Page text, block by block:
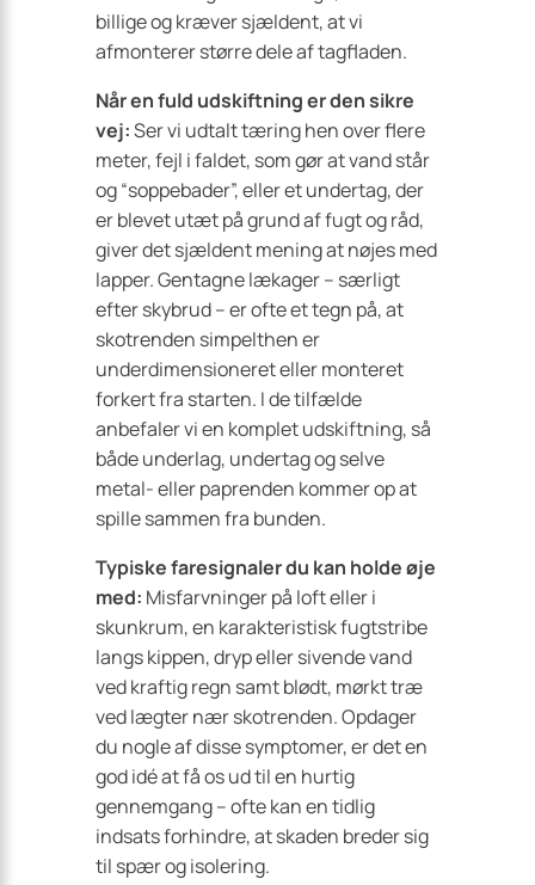
billige og kræver sjældent, at vi
afmonterer større dele af tagfladen.
Når en fuld udskiftning er den sikre
vej:Ser vi udtalt tæring hen over flere
meter, fejl i faldet, som gør at vand står
og “soppebader”, eller et undertag, der
er blevet utæt på grund af fugt og råd,
giver det sjældent mening at nøjes med
lapper. Gentagne lækager – særligt
efter skybrud – er ofte et tegn på, at
skotrenden simpelthen er
underdimensioneret eller monteret
forkert fra starten. I de tilfælde
anbefaler vi en komplet udskiftning, så
både underlag, undertag og selve
metal- eller paprenden kommer op at
spille sammen fra bunden.
Typiske faresignaler du kan holde øje
med: Misfarvninger på loft eller i
skunkrum, en karakteristisk fugtstribe
langs kippen, dryp eller sivende vand
ved kraftig regn samt blødt, mørkt træ
ved lægter nær skotrenden. Opdager
du nogle af disse symptomer, er det en
god idé at få os ud til en hurtig
gennemgang – ofte kan en tidlig
indsats forhindre, at skaden breder sig
til spær og isolering.